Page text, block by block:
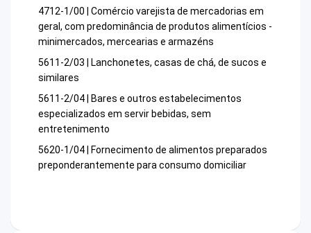
4712-1/00 | Comércio varejista de mercadorias em
geral, com predominância de produtos alimentícios -
minimercados, mercearias e armazéns
5611-2/03 | Lanchonetes, casas de chá, de sucos e
similares
5611-2/04 | Bares e outros estabelecimentos
especializados em servir bebidas, sem
entretenimento
5620-1/04 | Fornecimento de alimentos preparados
preponderantemente para consumo domiciliar